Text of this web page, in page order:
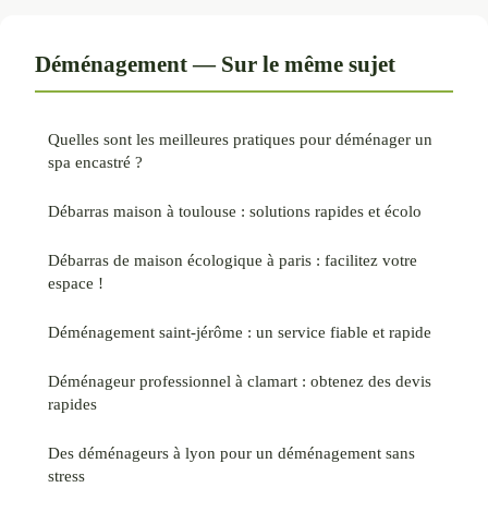
Déménagement — Sur le même sujet
Quelles sont les meilleures pratiques pour déménager un
spa encastré ?
Débarras maison à toulouse : solutions rapides et écolo
Débarras de maison écologique à paris : facilitez votre
espace !
Déménagement saint-jérôme : un service fiable et rapide
Déménageur professionnel à clamart : obtenez des devis
rapides
Des déménageurs à lyon pour un déménagement sans
stress